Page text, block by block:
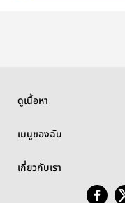
ดูเนื้อหา
เมนูของฉัน
เกี่ยวกับเรา